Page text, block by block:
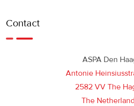
Contact
ASPA Den
Antonie
2582 VV The
The